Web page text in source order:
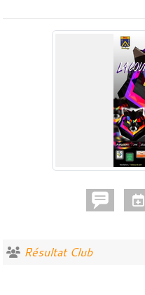
Résultat Club